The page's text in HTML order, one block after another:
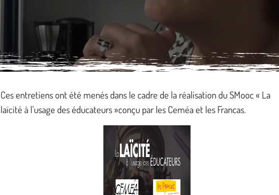
Ces entretiens ont été menés dans le cadre de la réalisation du SMooc « La
laïcité à l’usage des éducateurs »conçu par les Ceméa et les Francas.